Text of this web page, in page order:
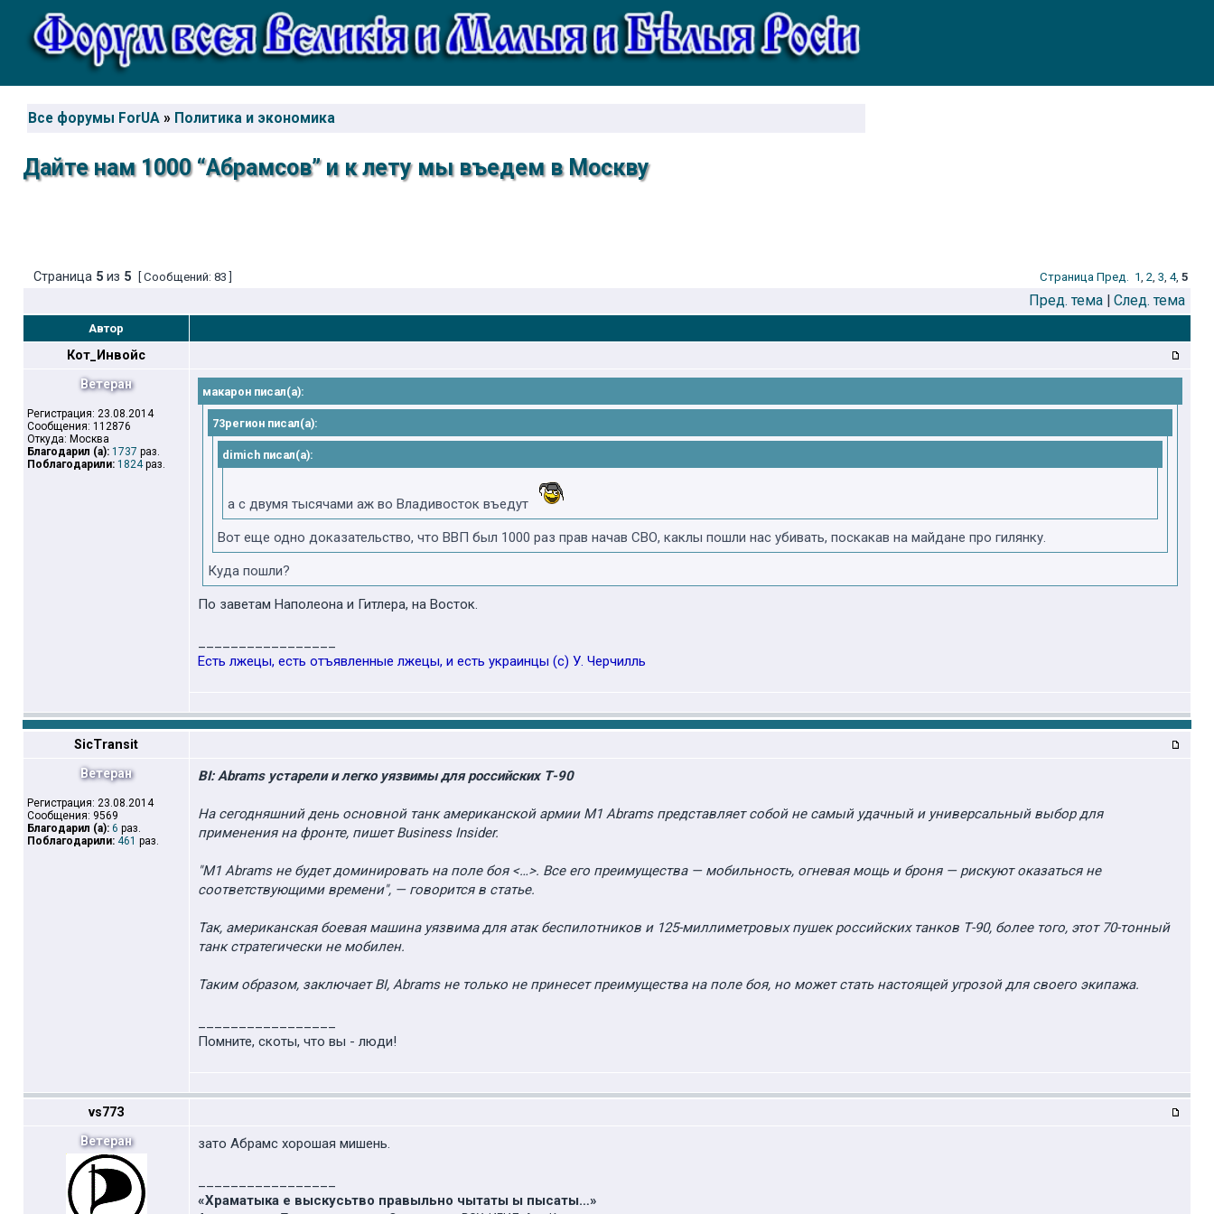
Все форумы ForUA » Политика и экономика
Дайте нам 1000 “Абрамсов” и к лету мы въедем в Москву
Страница 5 из 5 [ Сообщений: 83 ] Стрaница Пред. 1, 2, 3, 4, 5
Пред. тема | След. тема
Автор
Кот_Инвойс
Ветеран
Регистрация: 23.08.2014
Сообщения: 112876
Откуда: Москва
Благодарил (а): 1737 раз.
Поблагодарили: 1824раз.
макарон писал(а):
73регион писал(а):
dimich писал(а):
а с двумя тысячами аж во Владивосток въедут
Вот еще одно доказательство, что ВВП был 1000 раз прав начав СВО, каклы пошли нас убивать, поскакав на майдане про гилянку.
Куда пошли?
По заветам Наполеона и Гитлера, на Восток.
Есть лжецы, есть отъявленные лжецы, и есть украинцы (с) У. Черчилль
SicTransit
Ветеран
Регистрация: 23.08.2014
Сообщения: 9569
Благодарил (а): 6 раз.
Поблагодарили: 461 раз.
BI: Abrams устарели и легко уязвимы для российских Т-90
На сегодняшний день основной танк американской армии M1 Abrams представляет собой не самый удачный и универсальный выбор для
применения на фронте, пишет Business Insider.
"M1 Abrams не будет доминировать на поле боя <…>. Все его преимущества — мобильность, огневая мощь и броня — рискуют оказаться не
соответствующими времени", — говорится в статье.
Так, американская боевая машина уязвима для атак беспилотников и 125-миллиметровых пушек российских танков Т-90, более того, этот 70-тонный
танк стратегически не мобилен.
Таким образом, заключает BI, Abrams не только не принесет преимущества на поле боя, но может стать настоящей угрозой для своего экипажа.
Помните, скоты, что вы - люди!
vs773
Ветеран зато Абрамс хорошая мишень.
«Храматыка е выскусьтво правыльно чытаты ы пысаты…»